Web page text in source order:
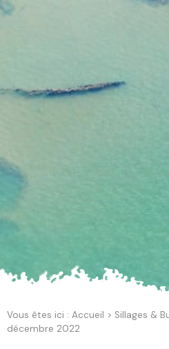
Vous êtes ici : Accueil > Sillages &
décembre 2022